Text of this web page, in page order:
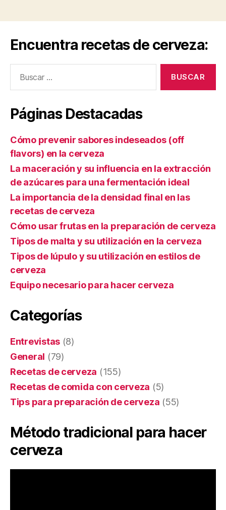
en
recetas
de
cerveza”
Encuentra recetas de cerveza:
Páginas Destacadas
Cómo prevenir sabores indeseados (off
flavors) en la cerveza
La maceración y su influencia en la extracción
de azúcares para una fermentación ideal
La importancia de la densidad final en las
recetas de cerveza
Cómo usar frutas en la preparación de cerveza
Tipos de malta y su utilización en la cerveza
Tipos de lúpulo y su utilización en estilos de
cerveza
Equipo necesario para hacer cerveza
Categorías
Entrevistas (8)
General (79)
Recetas de cerveza (155)
Recetas de comida con cerveza (5)
Tips para preparación de cerveza (55)
Método tradicional para hacer
cerveza